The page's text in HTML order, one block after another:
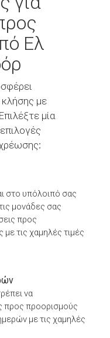
Ελ
με
μία
στο υπόλοιπό σας
μονάδες σας
προς
τις χαμηλές τιμές
να
προς προορισμούς
με τις χαμηλές